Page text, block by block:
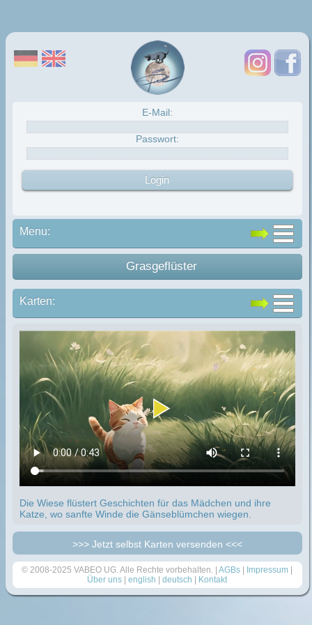
E-Mail:
Passwort:
Menu:
Grasgeflüster
Karten:
Die Wiese flüstert Geschichten für das Mädchen und ihre
Katze, wo sanfte Winde die Gänseblümchen wiegen.
>>> Jetzt selbst Karten versenden <<<
© 2008-2025 VABEO UG. Alle Rechte vorbehalten. |AGBs | Impressum |
Über uns |english |deutsch | Kontakt